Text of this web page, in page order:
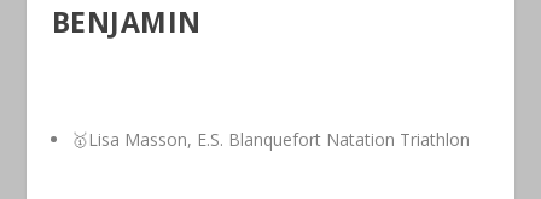
BENJAMIN
🥇Lisa Masson, E.S. Blanquefort Natation Triathlon